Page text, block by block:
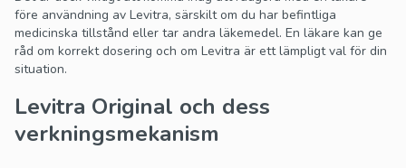
före användning av Levitra, särskilt om du har befintliga
medicinska tillstånd eller tar andra läkemedel. En läkare kan ge
råd om korrekt dosering och om Levitra är ett lämpligt val för din
situation.
Levitra Original och dess
verkningsmekanism